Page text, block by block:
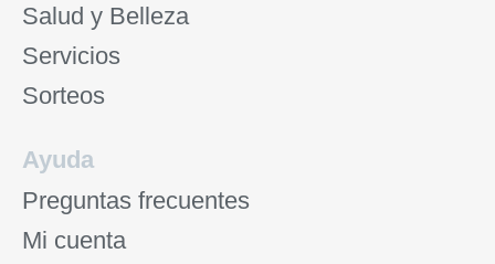
Salud y Belleza
Servicios
Sorteos
Ayuda
Preguntas frecuentes
Mi cuenta